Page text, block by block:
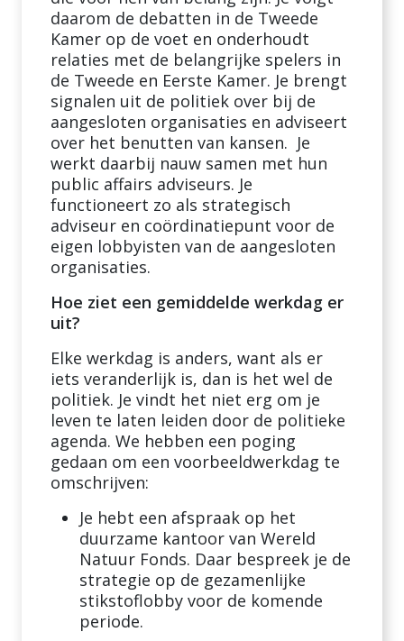
daarom de debatten in de Tweede
Kamer op de voet en onderhoudt
relaties met de belangrijke spelers in
de Tweede en Eerste Kamer. Je brengt
signalen uit de politiek over bij de
aangesloten organisaties en adviseert
over het benutten van kansen. Je
werkt daarbij nauw samen met hun
public affairs adviseurs. Je
functioneert zo als strategisch
adviseur en coördinatiepunt voor de
eigen lobbyisten van de aangesloten
organisaties.
Hoe ziet een gemiddelde werkdag er
uit?
Elke werkdag is anders, want als er
iets veranderlijk is, dan is het wel de
politiek. Je vindt het niet erg om je
leven te laten leiden door de politieke
agenda. We hebben een poging
gedaan om een voorbeeldwerkdag te
omschrijven:
Je hebt een afspraak op het
duurzame kantoor van Wereld
Natuur Fonds. Daar bespreek je de
strategie op de gezamenlijke
stikstoflobby voor de komende
periode.